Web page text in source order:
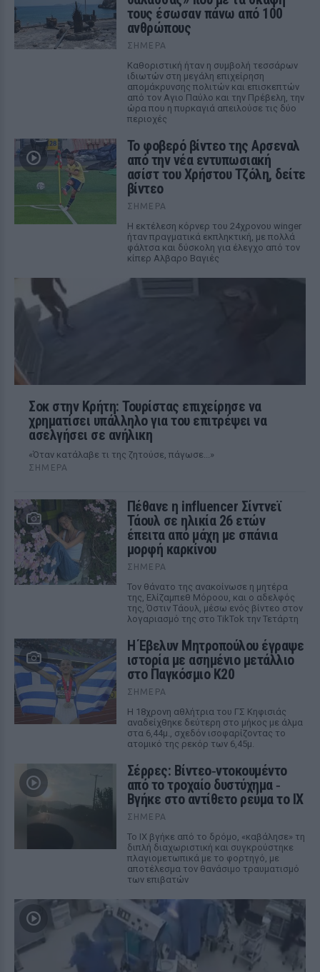
τους έσωσαν πάνω από 100
ανθρώπους
ΣΉΜΕΡΑ
Καθοριστική ήταν η συμβολή τεσσάρων
ιδιωτών στη μεγάλη επιχείρηση
απομάκρυνσης πολιτών και επισκεπτών
από τον Αγιο Παύλο και την Πρέβελη, την
ώρα που η πυρκαγιά απειλούσε τις δύο
περιοχές
Το φοβερό βίντεο της Αρσεναλ
από την νέα εντυπωσιακή
ασίστ του Χρήστου Τζόλη, δείτε
βίντεο
ΣΉΜΕΡΑ
Η εκτέλεση κόρνερ του 24χρονου winger
ήταν πραγματικά εκπληκτική, με πολλά
φάλτσα και δύσκολη για έλεγχο από τον
κίπερ Αλβαρο Βαγιές
Σοκ στην Κρήτη: Τουρίστας επιχείρησε να
χρηματίσει υπάλληλο για του επιτρέψει να
ασελγήσει σε ανήλικη
«Όταν κατάλαβε τι της ζητούσε, πάγωσε...»
ΣΉΜΕΡΑ
Πέθανε η influencer Σίντνεϊ
Τάουλ σε ηλικία 26 ετών
έπειτα από μάχη με σπάνια
μορφή καρκίνου
ΣΉΜΕΡΑ
Τον θάνατο της ανακοίνωσε η μητέρα
της, Ελίζαμπεθ Μόροου, και ο αδελφός
της, Όστιν Τάουλ, μέσω ενός βίντεο στον
λογαριασμό της στο TikTok την Τετάρτη
Η Έβελυν Μητροπούλου έγραψε
ιστορία με ασημένιο μετάλλιο
στο Παγκόσμιο Κ20
ΣΉΜΕΡΑ
Η 18χρονη αθλήτρια του ΓΣ Κηφισιάς
αναδείχθηκε δεύτερη στο μήκος με άλμα
στα 6,44μ., σχεδόν ισοφαρίζοντας το
ατομικό της ρεκόρ των 6,45μ.
Σέρρες: Βίντεο‑ντοκουμέντο
από το τροχαίο δυστύχημα ‑
Βγήκε στο αντίθετο ρεύμα το ΙΧ
ΣΉΜΕΡΑ
Το ΙΧ βγήκε από το δρόμο, «καβάλησε» τη
διπλή διαχωριστική και συγκρούστηκε
πλαγιομετωπικά με το φορτηγό, με
αποτέλεσμα τον θανάσιμο τραυματισμό
των επιβατών